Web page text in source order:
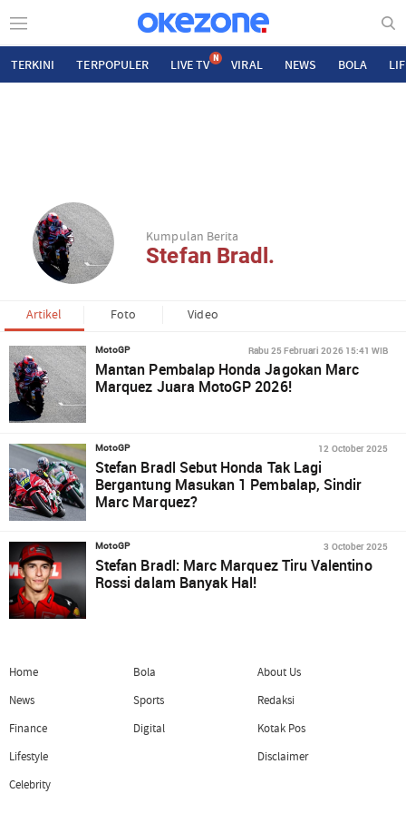
TERKINI TERPOPULER LIVE TV N VIRAL NEWS BOLA
Kumpulan Berita
Stefan Bradl.
Artikel Foto Video
MotoGP Rabu 25 Februari 2026 15:41 WIB
Mantan Pembalap Honda Jagokan Marc
Marquez Juara MotoGP 2026!
MotoGP 12 October 2025
Stefan Bradl Sebut Honda Tak Lagi
Bergantung Masukan 1 Pembalap, Sindir
Marc Marquez?
MotoGP 3 October 2025
Stefan Bradl: Marc Marquez Tiru Valentino
Rossi dalam Banyak Hal!
Home
News
Finance
Lifestyle
Celebrity
Bola
Sports
Digital
About Us
Redaksi
Kotak Pos
Disclaimer